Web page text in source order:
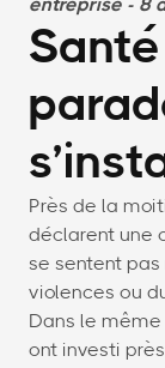
entreprise - 8
Près de la
déclarent une
se sentent
violences ou
Dans le
ont investi